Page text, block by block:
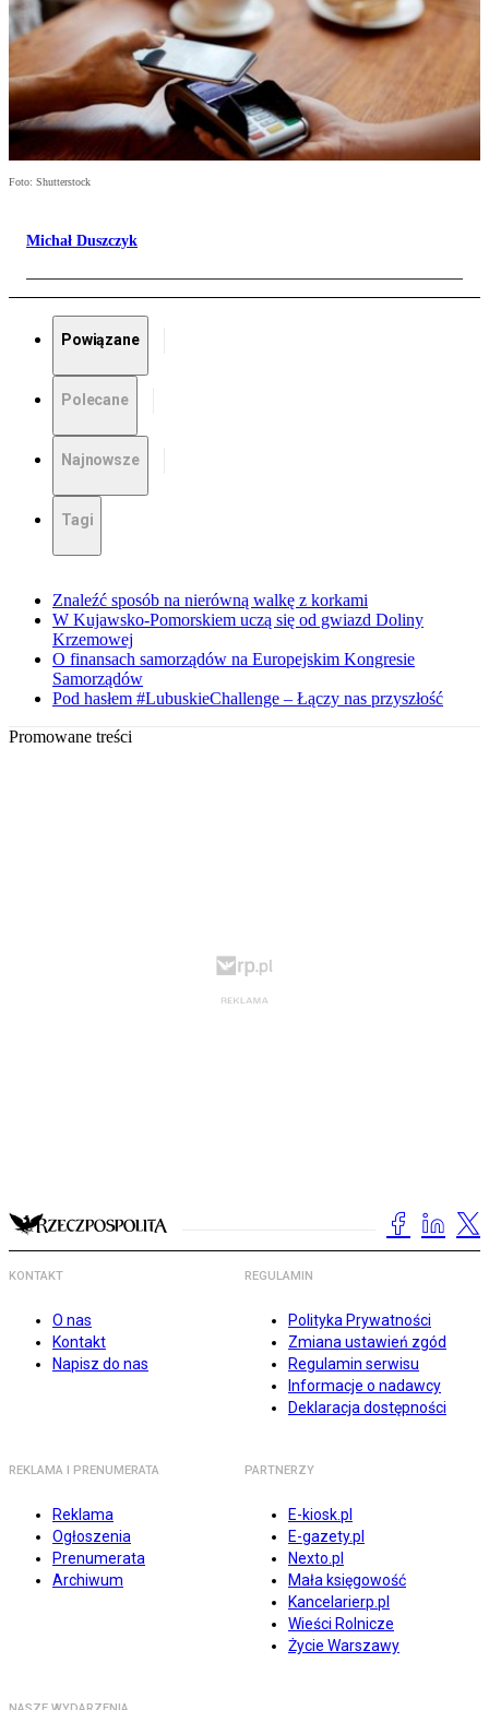
Foto: Shutterstock
Michał Duszczyk
Powiązane
Polecane
Najnowsze
Tagi
Znaleźć sposób na nierówną walkę z korkami
W Kujawsko-Pomorskiem uczą się od gwiazd Doliny
Krzemowej
O finansach samorządów na Europejskim Kongresie
Samorządów
Pod hasłem #LubuskieChallenge – Łączy nas przyszłość
Promowane treści
KONTAKT
O nas
Kontakt
Napisz do nas
REGULAMIN
Polityka Prywatności
Zmiana ustawień zgód
Regulamin serwisu
Informacje o nadawcy
Deklaracja dostępności
REKLAMA I PRENUMERATA
Reklama
Ogłoszenia
Prenumerata
Archiwum
PARTNERZY
E-kiosk.pl
E-gazety.pl
Nexto.pl
Mała księgowość
Kancelarierp.pl
Wieści Rolnicze
Życie Warszawy